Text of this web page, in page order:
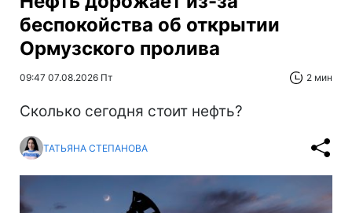
беспокойства об открытии
Ормузского пролива
09:47 07.08.2026 Пт 2 мин
Сколько сегодня стоит нефть?
ТАТЬЯНА СТЕПАНОВА